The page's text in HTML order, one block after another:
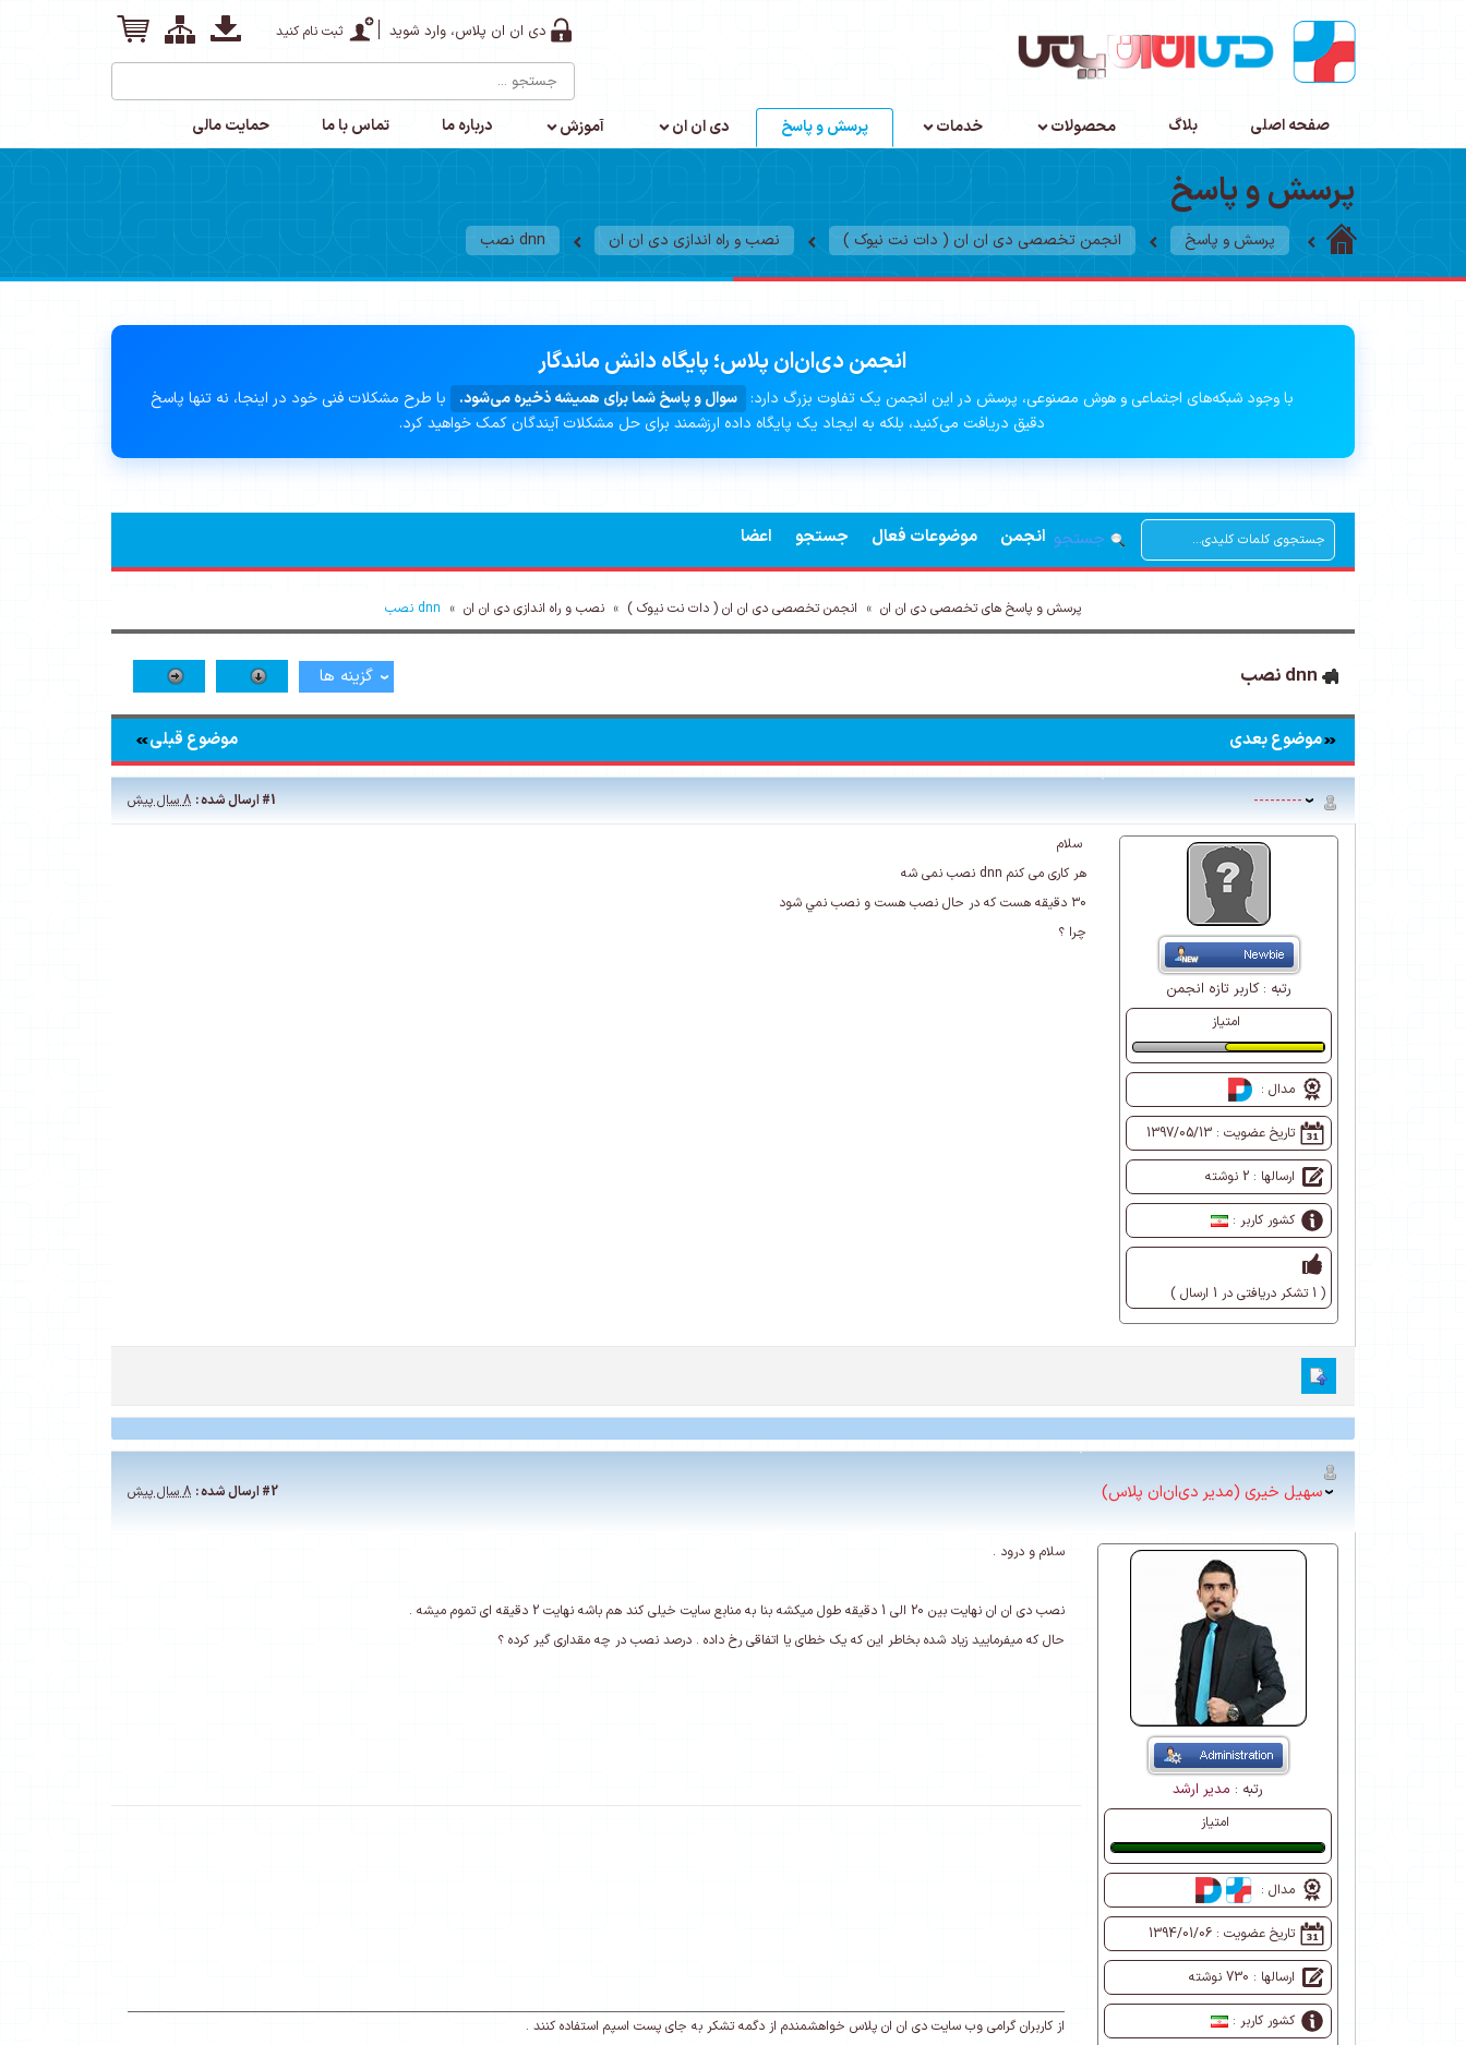
دی ان ان پلاس، وارد شوید ثبت نام کنید
صفحه اصلی بلاگ محصولات خدمات پرسش و پاسخ دی ان ان آموزش درباره ما تماس با ما حمایت مالی
پرسش و پاسخ
پرسش و پاسخ انجمن تخصصی دی ان ان ( دات نت نیوک ) نصب و راه اندازی دی ان ان dnn نصب
انجمن دی‌ان‌ان پلاس؛ پایگاه دانش ماندگار
با وجود شبکه‌های اجتماعی و هوش مصنوعی، پرسش در این انجمن یک تفاوت بزرگ دارد: سوال و پاسخ شما برای همیشه ذخیره می‌شود.
با طرح مشکلات فنی خود در اینجا، نه تنها پاسخ
دقیق دریافت می‌کنید، بلکه به ایجاد یک پایگاه داده ارزشمند برای حل مشکلات آیندگان کمک خواهید کرد.
انجمن موضوعات فعال جستجو اعضا جستجو
پرسش و پاسخ های تخصصی دی ان ان » انجمن تخصصی دی ان ان ( دات نت نیوک ) » نصب و راه اندازی دی ان ان » dnn نصب
گزینه ها
موضوع قبلی موضوع بعدی
---------
#1ارسال شده : 8 سال پیش
رتبه :کاربر تازه انجمن
امتیاز
طبیعی
مدال :
تاریخ عضویت : 1397/05/13
ارسالها : 2 نوشته
کشور کاربر :
( 1 تشکر دریافتی در 1 ارسال )
سلام
هر کاری می کنم dnn نصب نمی شه
۳0 دقيقه هست كه در حال نصب هست و نصب نمي شود
چرا ؟
سهیل خیری (مدیر دی‌ان‌ان پلاس) #2 ارسال شده : 8 سال پیش
رتبه : مدیر ارشد
امتیاز
عالی
مدال :
تاریخ عضویت : 1394/01/06
ارسالها : 730 نوشته
کشور کاربر :
سلام و درود .
نصب دی ان ان نهایت بین 20 الی 1 دقیقه طول میکشه بنا به منابع سایت خیلی کند هم باشه نهایت 2 دقیقه ای تموم میشه .
حال که میفرمایید زیاد شده بخاطر این که یک خطای یا اتفاقی رخ داده . درصد نصب در چه مقداری گیر کرده ؟
از کاربران گرامی وب سایت دی ان ان پلاس خواهشمندم از دگمه تشکر به جای پست اسپم استفاده کنند .